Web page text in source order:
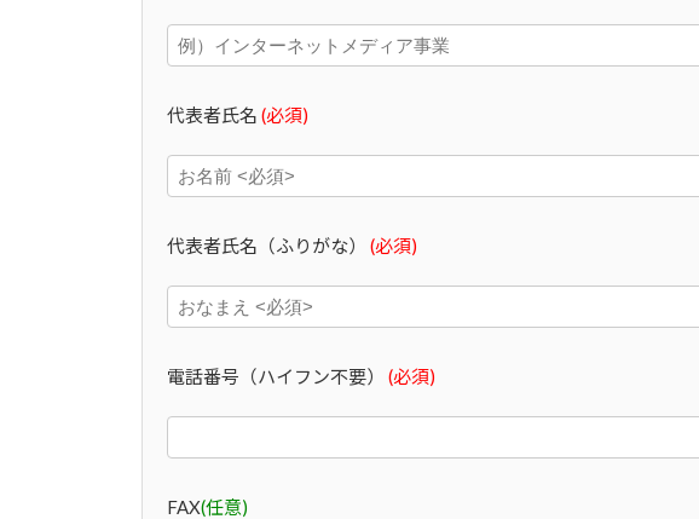
代表者氏名 (必須)
代表者氏名（ふりがな） (必須)
電話番号（ハイフン不要） (必須)
FAX(任意)